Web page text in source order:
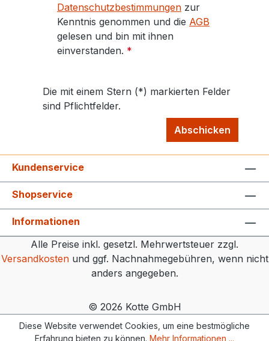
Datenschutzbestimmungen zur
Kenntnis genommen und die AGB
gelesen und bin mit ihnen
einverstanden. *
Die mit einem Stern (*) markierten Felder
sind Pflichtfelder.
Abschicken
Kundenservice
Shopservice
Informationen
Alle Preise inkl. gesetzl. Mehrwertsteuer zzgl.
Versandkostenund ggf. Nachnahmegebühren, wenn nicht
anders angegeben.
© 2026 Kotte GmbH
Diese Website verwendet Cookies, um eine bestmögliche
Erfahrung bieten zu können. Mehr Informationen ...